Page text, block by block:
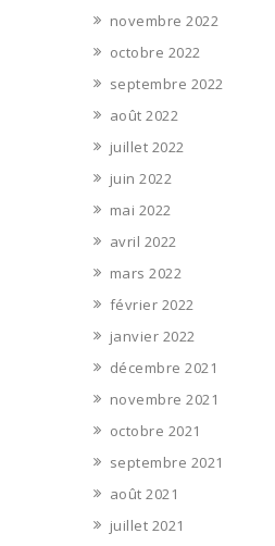
novembre 2022
octobre 2022
septembre 2022
août 2022
juillet 2022
juin 2022
mai 2022
avril 2022
mars 2022
février 2022
janvier 2022
décembre 2021
novembre 2021
octobre 2021
septembre 2021
août 2021
juillet 2021